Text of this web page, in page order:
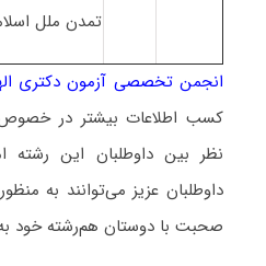
تمدن ملل
انجمن تخصصی آزمون دکتری
کسب اطلاعات بیشتر در خصوص
نظر بین داوطلبان این رشته
داوطلبان عزیز می‌توانند به
صحبت با دوستان هم‌رشته خود